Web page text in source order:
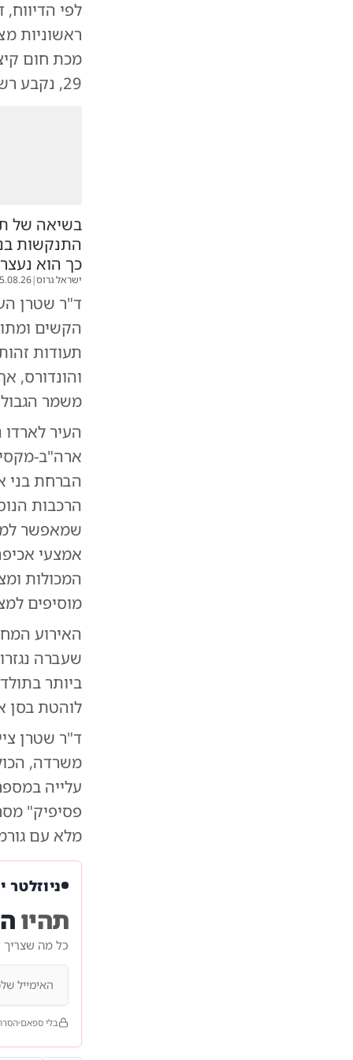
לפי
ראשוניות
מכת חום
29, נקבע רשמית כי מדובר במוות בתאונה כתוצאה מהחום הכבד.
בשיאה של
התנקשות
כך הוא נעצר
ישראל גרוס|
ד"ר שטרן
הקשים
תעודות
והונדורס,
משמר
העיר
ארה"ב-
הברחת בני
הרכבות
שמאפשר
אמצעי
המכולות
מוסיפים
האירוע
שעברה
לוהטת בסן
ד"ר שטרן
משרדה,
עלייה
פסיפיק"
מלא עם
ניוזלטר
תהיו
כל מה שצריך
בלי ספאם